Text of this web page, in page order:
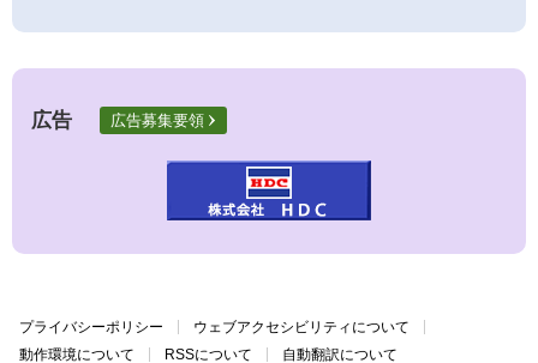
広告 広告募集要領
プライバシーポリシー
ウェブアクセシビリティについて
動作環境について
RSSについて 自動翻訳について